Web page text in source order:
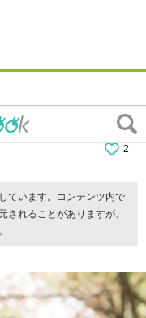
てある？｜症
運動のススメ
2
ています。コンテンツ内で
されることがありますが、